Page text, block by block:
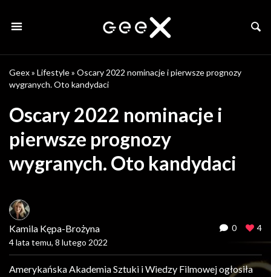
Geex» Lifestyle» Oscary 2022 nominacje i pierwsze prognozy
wygranych. Oto kandydaci
Oscary 2022 nominacje i
pierwsze prognozy
wygranych. Oto kandydaci
Kamila Kępa-Brożyna
4 lata temu, 8 lutego 2022
0 4
Amerykańska Akademia Sztuki i Wiedzy Filmowej ogłosiła